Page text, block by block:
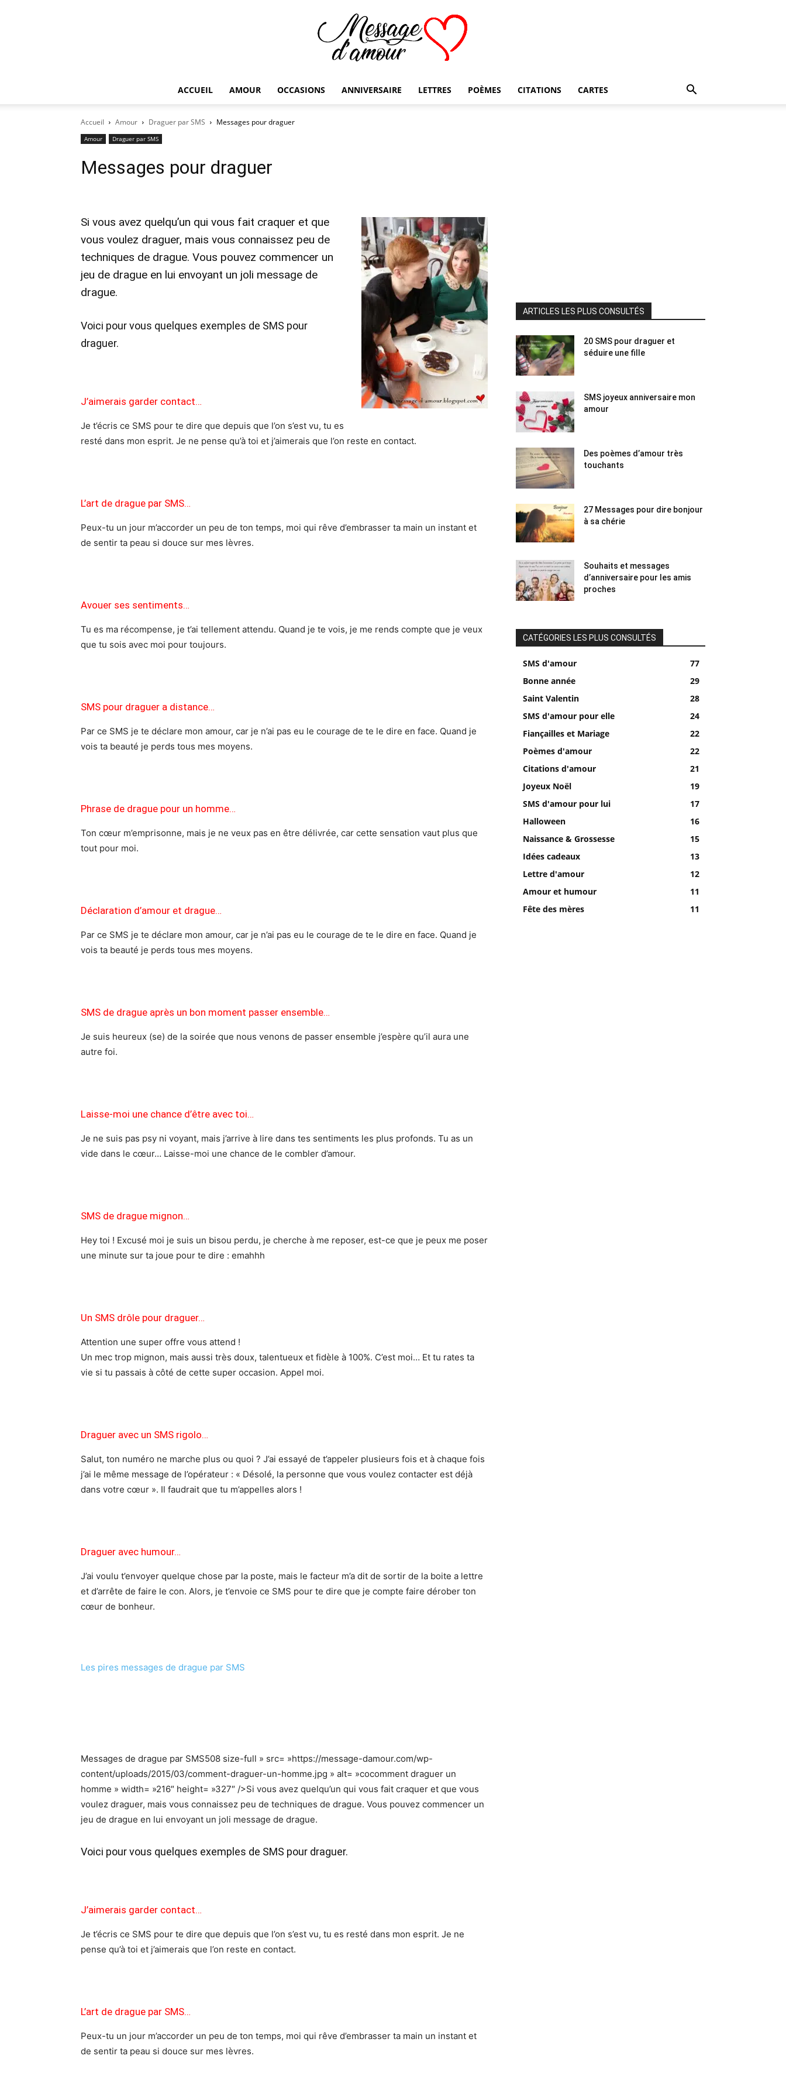
ACCUEIL AMOUR OCCASIONS ANNIVERSAIRE LETTRES POÈMES CITATIONS CARTES
Accueil Amour Draguer par SMS Messages pour draguer
Amour Draguer par SMS
Messages pour draguer
Si vous avez quelqu’un qui vous fait craquer et que
vous voulez draguer, mais vous connaissez peu de
techniques de drague. Vous pouvez commencer un
jeu de drague en lui envoyant un joli message de
drague.
Voici pour vous quelques exemples de SMS pour
draguer.
J’aimerais garder contact…
Je t’écris ce SMS pour te dire que depuis que l’on s’est vu, tu es
resté dans mon esprit. Je ne pense qu’à toi et j’aimerais que l’on reste en contact.
L’art de drague par SMS…
Peux-tu un jour m’accorder un peu de ton temps, moi qui rêve d’embrasser ta main un instant et
de sentir ta peau si douce sur mes lèvres.
Avouer ses sentiments…
Tu es ma récompense, je t’ai tellement attendu. Quand je te vois, je me rends compte que je veux
que tu sois avec moi pour toujours.
SMS pour draguer a distance…
Par ce SMS je te déclare mon amour, car je n’ai pas eu le courage de te le dire en face. Quand je
vois ta beauté je perds tous mes moyens.
Phrase de drague pour un homme…
Ton cœur m’emprisonne, mais je ne veux pas en être délivrée, car cette sensation vaut plus que
tout pour moi.
Déclaration d’amour et drague…
Par ce SMS je te déclare mon amour, car je n’ai pas eu le courage de te le dire en face. Quand je
vois ta beauté je perds tous mes moyens.
SMS de drague après un bon moment passer ensemble…
Je suis heureux (se) de la soirée que nous venons de passer ensemble j’espère qu’il aura une
autre foi.
Laisse-moi une chance d’être avec toi…
Je ne suis pas psy ni voyant, mais j’arrive à lire dans tes sentiments les plus profonds. Tu as un
vide dans le cœur… Laisse-moi une chance de le combler d’amour.
SMS de drague mignon…
Hey toi ! Excusé moi je suis un bisou perdu, je cherche à me reposer, est-ce que je peux me poser
une minute sur ta joue pour te dire : emahhh
Un SMS drôle pour draguer…
Attention une super offre vous attend !
Un mec trop mignon, mais aussi très doux, talentueux et fidèle à 100%. C’est moi… Et tu rates ta
vie si tu passais à côté de cette super occasion. Appel moi.
Draguer avec un SMS rigolo…
Salut, ton numéro ne marche plus ou quoi ? J’ai essayé de t’appeler plusieurs fois et à chaque fois
j’ai le même message de l’opérateur : « Désolé, la personne que vous voulez contacter est déjà
dans votre cœur ». Il faudrait que tu m’appelles alors !
Draguer avec humour…
J’ai voulu t’envoyer quelque chose par la poste, mais le facteur m’a dit de sortir de la boite a lettre
et d’arrête de faire le con. Alors, je t’envoie ce SMS pour te dire que je compte faire dérober ton
cœur de bonheur.
Les pires messages de drague par SMS
Messages de drague par SMS508 size-full » src= »https://message-damour.com/wp-
content/uploads/2015/03/comment-draguer-un-homme.jpg » alt= »cocomment draguer un
homme » width= »216″ height= »327″ />Si vous avez quelqu’un qui vous fait craquer et que vous
voulez draguer, mais vous connaissez peu de techniques de drague. Vous pouvez commencer un
jeu de drague en lui envoyant un joli message de drague.
Voici pour vous quelques exemples de SMS pour draguer.
J’aimerais garder contact…
Je t’écris ce SMS pour te dire que depuis que l’on s’est vu, tu es resté dans mon esprit. Je ne
pense qu’à toi et j’aimerais que l’on reste en contact.
L’art de drague par SMS…
Peux-tu un jour m’accorder un peu de ton temps, moi qui rêve d’embrasser ta main un instant et
de sentir ta peau si douce sur mes lèvres.
ARTICLES LES PLUS CONSULTÉS
20 SMS pour draguer et
séduire une fille
SMS joyeux anniversaire mon
amour
Des poèmes d’amour très
touchants
27 Messages pour dire bonjour
à sa chérie
Souhaits et messages
d’anniversaire pour les amis
proches
CATÉGORIES LES PLUS CONSULTÉS
SMS d'amour
77
Bonne année
29
Saint Valentin
28
SMS d'amour pour elle
24
Fiançailles et Mariage
22
Poèmes d'amour
22
Citations d'amour
21
Joyeux Noël
19
SMS d'amour pour lui
17
Halloween
16
Naissance & Grossesse
15
Idées cadeaux
13
Lettre d'amour
12
Amour et humour
11
Fête des mères
11